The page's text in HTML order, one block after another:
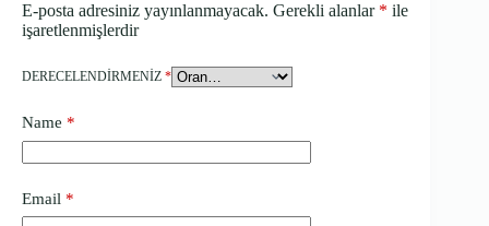
E-posta adresiniz yayınlanmayacak. Gerekli alanlar * ile
işaretlenmişlerdir
DERECELENDIRMENIZ *
Name *
Email *